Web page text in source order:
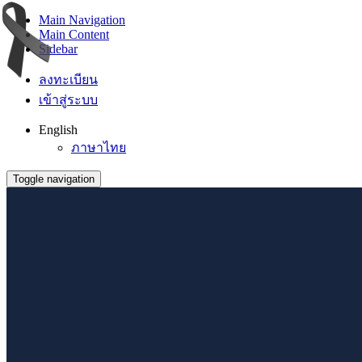
Main Navigation
Main Content
Sidebar
ลงทะเบียน
เข้าสู่ระบบ
English
ภาษาไทย
Toggle navigation